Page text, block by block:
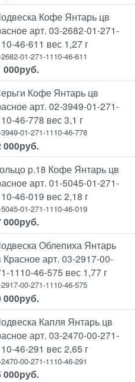
Кофе Янтарь цв
арт. 03-2682-01-271-
46-611 вес 1,27 г
01-271-1110-46-611
000руб.
Кофе Янтарь цв
арт. 02-3949-01-271-
46-778 вес 3,1 г
01-271-1110-46-778
000руб.
р.18 Кофе Янтарь цв
арт. 01-5045-01-271-
46-019 вес 2,18 г
01-271-1110-46-019
000руб.
Облепиха Янтарь
Красное арт. 03-2917-00-
1110-46-575 вес 1,77 г
00-271-1110-46-575
000руб.
Капля Янтарь цв
арт. 03-2470-00-271-
46-291 вес 2,65 г
00-271-1110-46-291
000руб.